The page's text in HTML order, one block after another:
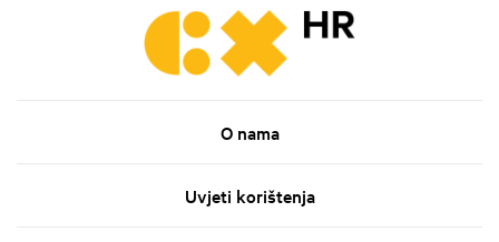
O nama
Uvjeti korištenja